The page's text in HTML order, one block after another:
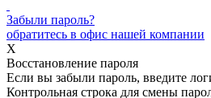
Забыли пароль?
обратитесь в офис нашей компании
X
Восстановление пароля
Если вы забыли пароль, введите
Контрольная строка для смены